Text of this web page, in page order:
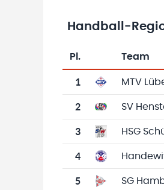
Handball-
Tabelle mit
Pl. Team
1 MTV
2 SV
3 HSG
4
5 SG